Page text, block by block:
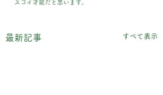
スゴイ才能だと思います。
最新記事 すべて表示